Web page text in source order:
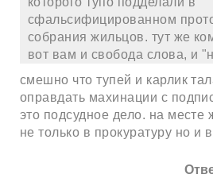
сфальсифицированном
собрания жильцов. тут же
вот вам и свобода слова, и
смешно что тупей и карлик
оправдать махинации с
это подсудное дело. на месте
не только в прокуратуру но и